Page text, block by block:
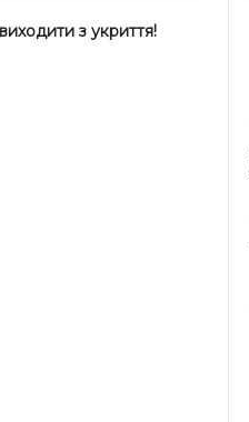
з укриття!